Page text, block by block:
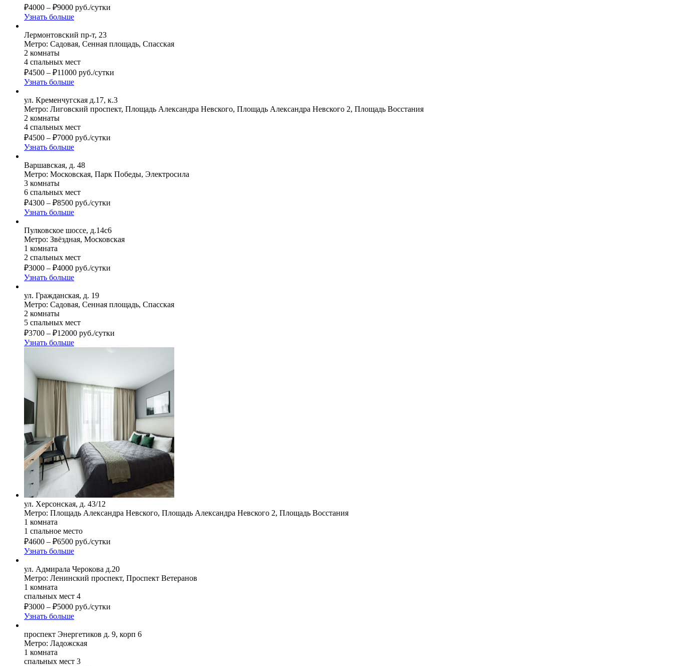
₽4000 – ₽9000 руб./сутки
Узнать больше
Лермонтовский пр-т, 23
Метро: Садовая, Сенная площадь, Спасская
2 комнаты
4 спальных мест
₽4500 – ₽11000 руб./сутки
Узнать больше
ул. Кременчугская д.17, к.3
Метро: Лиговский проспект, Площадь Александра Невского, Площадь Александра Невского 2, Площадь Восстания
2 комнаты
4 спальных мест
₽4500 – ₽7000 руб./сутки
Узнать больше
Варшавская, д. 48
Метро: Московская, Парк Победы, Электросила
3 комнаты
6 спальных мест
₽4300 – ₽8500 руб./сутки
Узнать больше
Пулковское шоссе, д.14с6
Метро: Звёздная, Московская
1 комната
2 спальных мест
₽3000 – ₽4000 руб./сутки
Узнать больше
ул. Гражданская, д. 19
Метро: Садовая, Сенная площадь, Спасская
2 комнаты
5 спальных мест
₽3700 – ₽12000 руб./сутки
Узнать больше
ул. Херсонская, д. 43/12
Метро: Площадь Александра Невского, Площадь Александра Невского 2, Площадь Восстания
1 комната
1 спальное место
₽4600 – ₽6500 руб./сутки
Узнать больше
ул. Адмирала Черокова д.20
Метро: Ленинский проспект, Проспект Ветеранов
1 комната
спальных мест 4
₽3000 – ₽5000 руб./сутки
Узнать больше
проспект Энергетиков д. 9, корп 6
Метро: Ладожская
1 комната
спальных мест 3